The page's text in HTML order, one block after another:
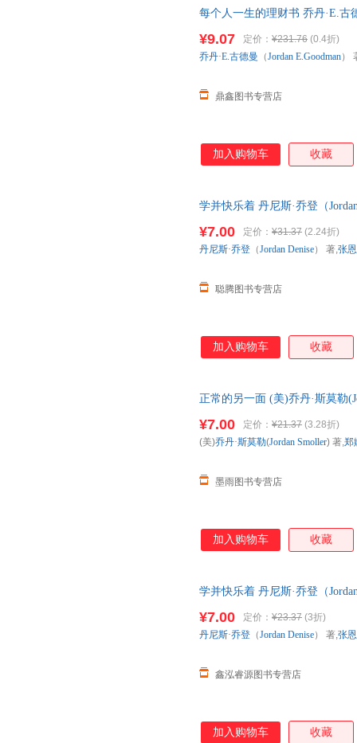
每个人一生的理财书 乔丹·E.古
票。
¥9.07 定价： ¥231.76 (0.4折)
鼎鑫图书专营店
乔丹·E.古德曼 （Jordan E.Goodman）
加入购物车 收藏
学并快乐着 丹尼斯·乔登（
¥7.00 定价： ¥31.37 (2.24折)
聪腾图书专营店
丹尼斯·乔登 （Jordan Denise） 著,张
加入购物车 收藏
正常的另一面 (美)乔丹·斯莫勒
¥7.00 定价： ¥21.37 (3.28折)
墨雨图书专营店
(美)乔丹·斯莫勒(Jordan Smoller) 著,郑
加入购物车 收藏
学并快乐着 丹尼斯·乔登（
¥7.00 定价： ¥23.37 (3折)
鑫泓睿源图书专营店
丹尼斯·乔登 （Jordan Denise） 著,张
加入购物车 收藏